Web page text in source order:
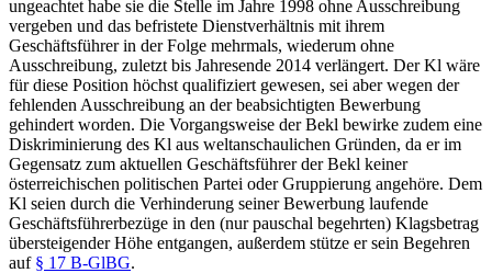
ungeachtet habe sie die Stelle im Jahre 1998 ohne Ausschreibung
vergeben und das befristete Dienstverhältnis mit ihrem
Geschäftsführer in der Folge mehrmals, wiederum ohne
Ausschreibung, zuletzt bis Jahresende 2014 verlängert. Der Kl wäre
für diese Position höchst qualifiziert gewesen, sei aber wegen der
fehlenden Ausschreibung an der beabsichtigten Bewerbung
gehindert worden. Die Vorgangsweise der Bekl bewirke zudem eine
Diskriminierung des Kl aus weltanschaulichen Gründen, da er im
Gegensatz zum aktuellen Geschäftsführer der Bekl keiner
österreichischen politischen Partei oder Gruppierung angehöre. Dem
Kl seien durch die Verhinderung seiner Bewerbung laufende
Geschäftsführerbezüge in den (nur pauschal begehrten) Klagsbetrag
übersteigender Höhe entgangen, außerdem stütze er sein Begehren
auf § 17 B-GlBG.